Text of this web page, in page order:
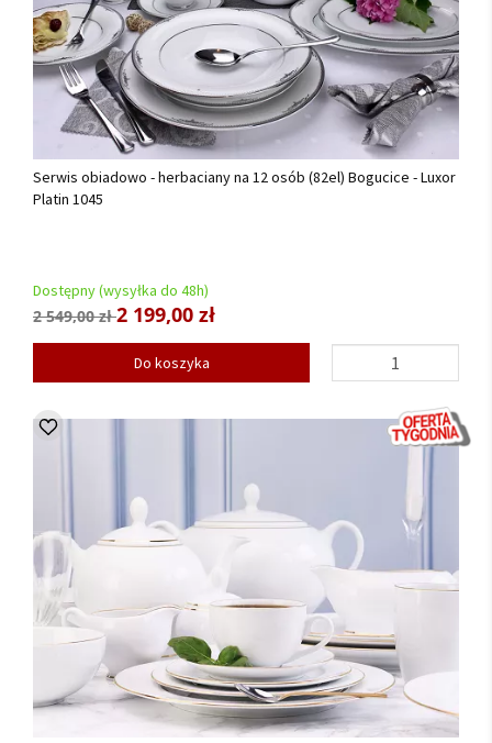
Serwis obiadowo - herbaciany na 12 osób (82el) Bogucice - Luxor
Platin 1045
Dostępny (wysyłka do 48h)
2 549,00 zł2 199,00 zł
Do koszyka